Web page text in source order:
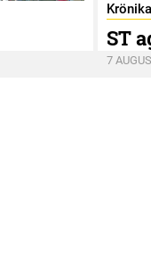
Krönika
ST
7